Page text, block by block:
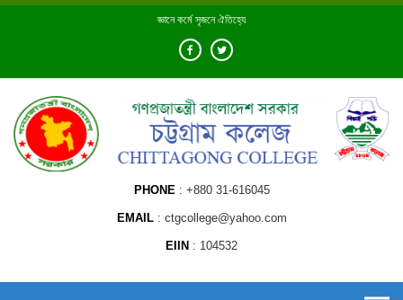
Skip
জ্ঞানে কর্মে সৃজনে ঐতিহ্যে
PHONE +880 31-616045
EMAIL ctgcollege@yahoo.com
EIIN 104532